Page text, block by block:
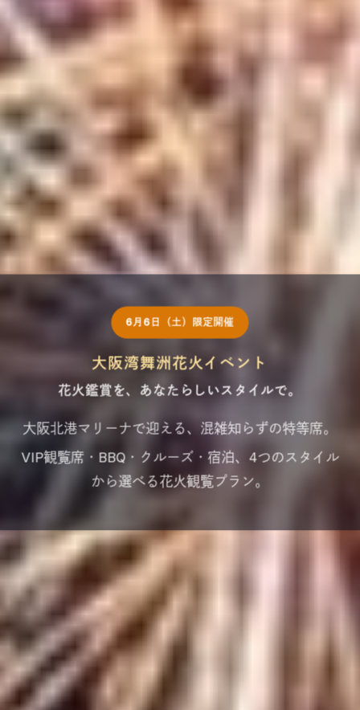
6月6日（土）限定開催
大阪湾舞洲花火イベント
花火鑑賞を、あなたらしいスタイルで。
大阪北港マリーナで迎える、混雑知らずの特等席。
VIP観覧席・BBQ・クルーズ・宿泊、4つのスタイル
から選べる花火観覧プラン。